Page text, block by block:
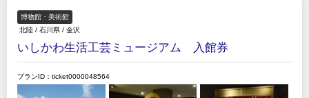
博物館・美術館
北陸 / 石川県 / 金沢
いしかわ生活工芸ミュージアム 入館券
プランID：ticket0000048564